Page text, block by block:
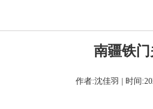
南疆铁
作者:沈佳羽 | 时间